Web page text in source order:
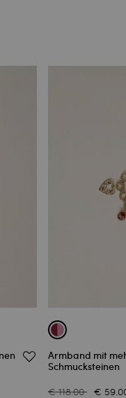
Armband mit
Schmucksteinen
€ 118.00 €